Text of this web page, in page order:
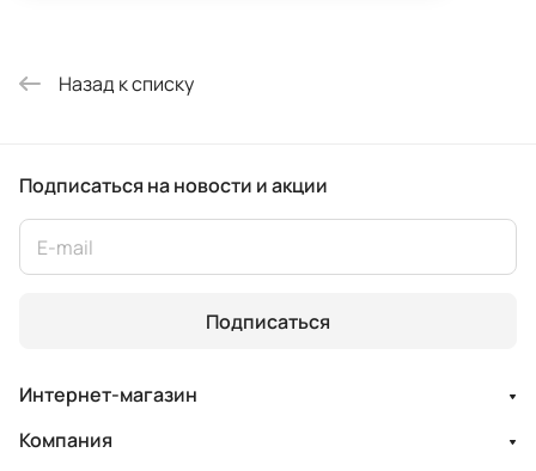
Назад к списку
Подписаться на новости и акции
Подписаться
Интернет-магазин
Компания